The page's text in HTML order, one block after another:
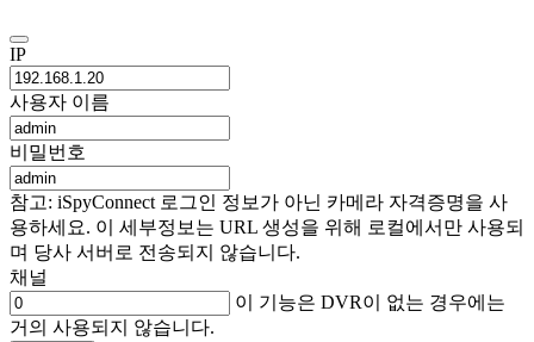
IP
사용자 이름
비밀번호
참고: iSpyConnect 로그인 정보가 아닌 카메라 자격증명을 사
용하세요. 이 세부정보는 URL 생성을 위해 로컬에서만 사용되
며 당사 서버로 전송되지 않습니다.
채널
이 기능은 DVR이 없는 경우에는
거의 사용되지 않습니다.